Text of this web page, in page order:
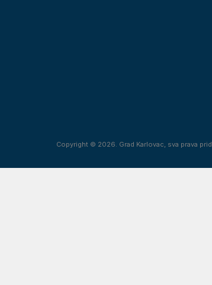
Copyright © 2026. Grad Karlovac, sva prava